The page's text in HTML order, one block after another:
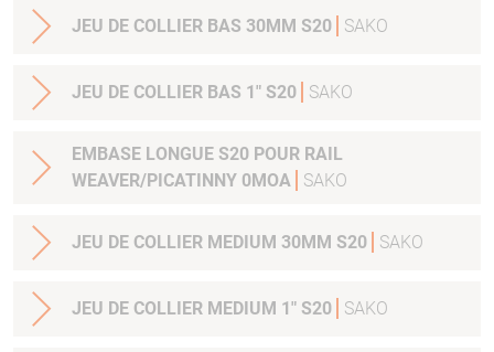
JEU DE COLLIER BAS 30MM S20 SAKO
JEU DE COLLIER BAS 1" S20 SAKO
EMBASE LONGUE S20 POUR RAIL
WEAVER/PICATINNY 0MOA
SAKO
JEU DE COLLIER MEDIUM 30MM S20 SAKO
JEU DE COLLIER MEDIUM 1" S20 SAKO